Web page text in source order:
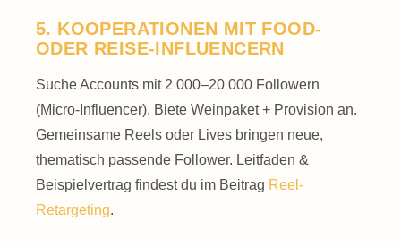
5. KOOPERATIONEN MIT FOOD-
ODER REISE-INFLUENCERN
Suche Accounts mit 2 000–20 000 Followern
(Micro-Influencer). Biete Weinpaket + Provision an.
Gemeinsame Reels oder Lives bringen neue,
thematisch passende Follower. Leitfaden &
Beispielvertrag findest du im Beitrag Reel-
Retargeting.